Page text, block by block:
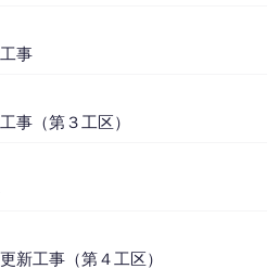
事
事（第３工区）
新工事（第４工区）